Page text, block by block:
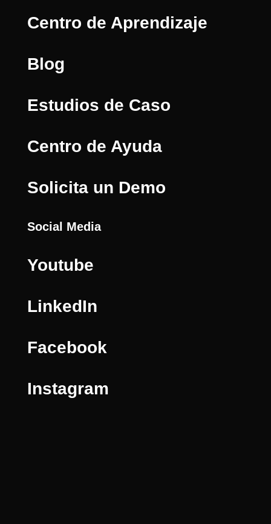
Centro de Aprendizaje
Blog
Estudios de Caso
Centro de Ayuda
Solicita un Demo
Social Media
Youtube
LinkedIn
Facebook
Instagram